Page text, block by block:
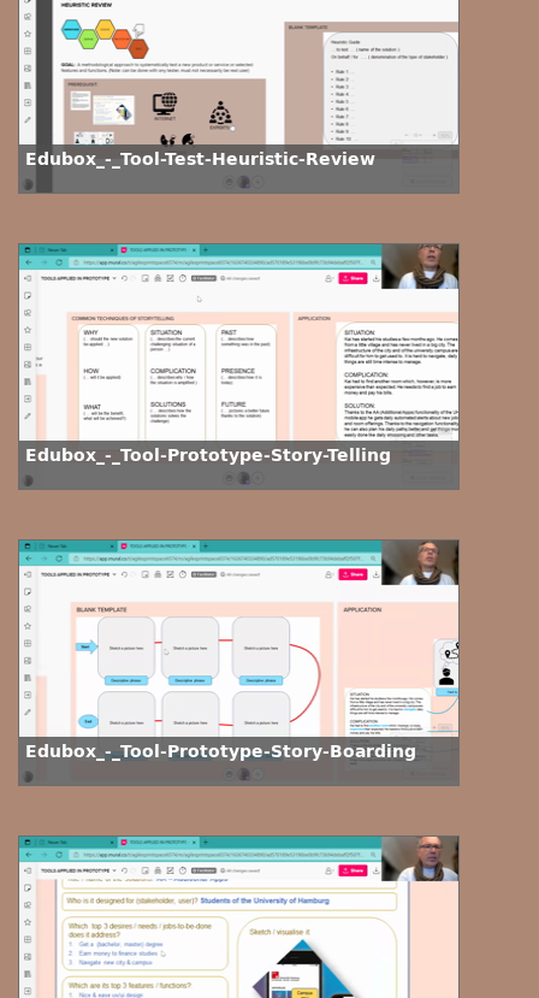
Edubox_-_Tool-Test-Heuristic-Review
Edubox_-_Tool-Prototype-Story-Telling
Edubox_-_Tool-Prototype-Story-Boarding